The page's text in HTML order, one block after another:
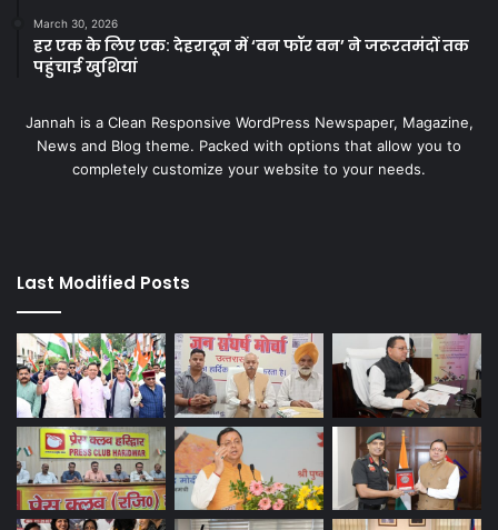
March 30, 2026
हर एक के लिए एक: देहरादून में ‘वन फॉर वन’ ने जरूरतमंदों तक
पहुंचाई खुशियां
Jannah is a Clean Responsive WordPress Newspaper, Magazine,
News and Blog theme. Packed with options that allow you to
completely customize your website to your needs.
Last Modified Posts